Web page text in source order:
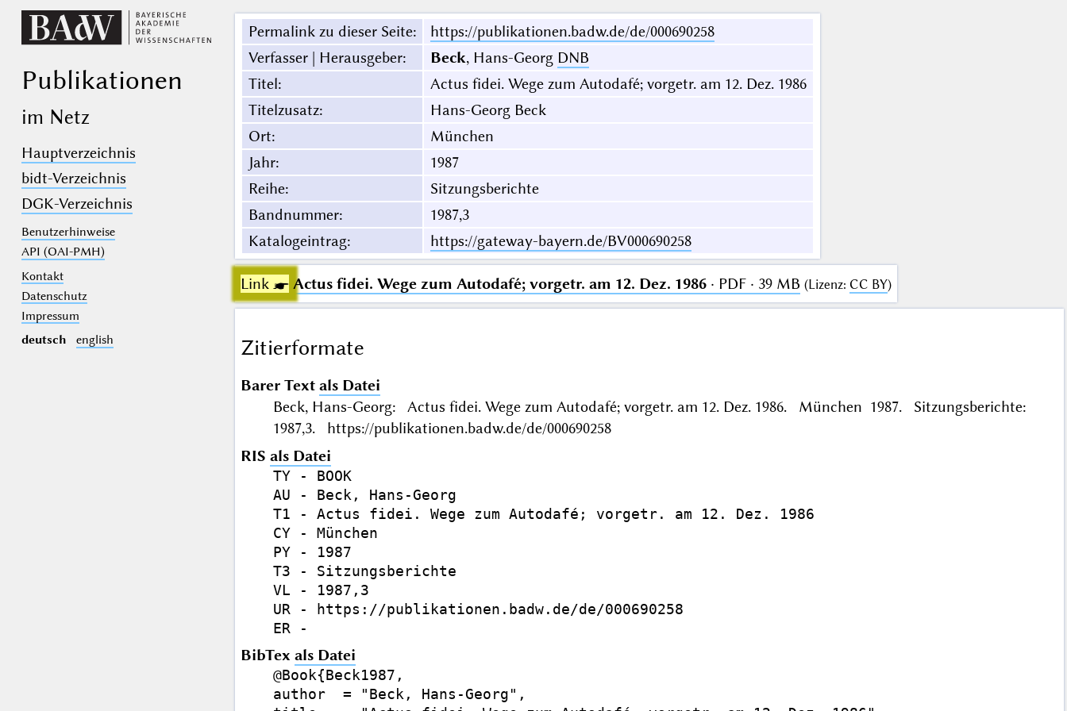
Publikationen
im Netz
Hauptverzeichnis
bidt-Verzeichnis
DGK-Verzeichnis
Benutzerhinweise
API (OAI-PMH)
Kontakt
Datenschutz
Impressum
deutsch
english
Permalink zu dieser Seite:
https://publikationen.badw.de/de/000690258
Verfasser | Herausgeber: Beck, Hans-Georg DNB
Titel:
Actus fidei. Wege zum Autodafé; vorgetr. am 12. Dez. 1986
Titelzusatz:
Hans-Georg Beck
Ort:
München
Jahr:
1987
Reihe:
Sitzungsberichte
Bandnummer:
1987,3
Katalogeintrag: https://gateway-bayern.de/BV000690258
Link ☛ Actus fidei. Wege zum Autodafé; vorgetr. am 12. Dez. 1986· PDF · 39 MB (Lizenz: CC BY)
Zitierformate
Barer Text als Datei
Beck, Hans-Georg: Actus fidei. Wege zum Autodafé; vorgetr. am 12. Dez. 1986. München 1987. Sitzungsberichte:
1987,3. https://publikationen.badw.de/de/000690258
RIS als Datei
TY - BOOK
AU - Beck, Hans-Georg
T1 - Actus fidei. Wege zum Autodafé; vorgetr. am 12. Dez. 1986
CY - München
PY - 1987
T3 - Sitzungsberichte
VL - 1987,3
UR - https://publikationen.badw.de/de/000690258
BibTex als Datei
@Book{Beck1987,
author  = "Beck, Hans-Georg",